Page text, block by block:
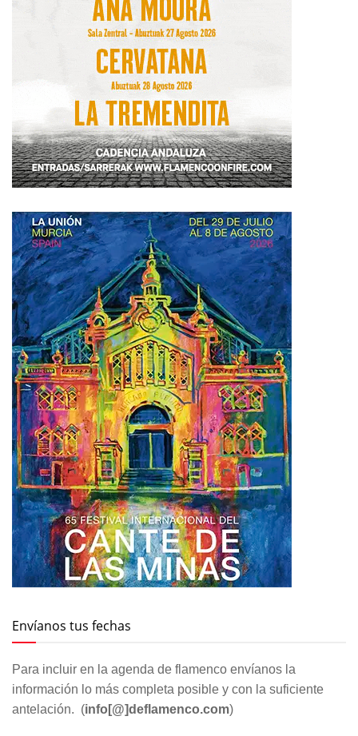
Envíanos tus fechas
Para incluir en la agenda de flamenco envíanos la
información lo más completa posible y con la suficiente
antelación. (info[@]deflamenco.com)